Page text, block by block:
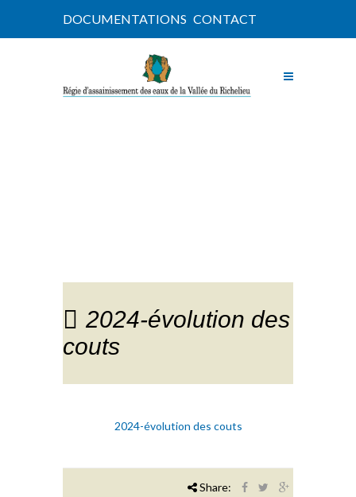
DOCUMENTATIONS CONTACT
2024-évolution des
couts
2024-évolution des couts
Share: